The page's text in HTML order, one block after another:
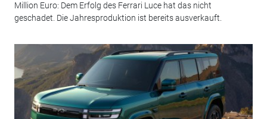
Million Euro: Dem Erfolg des Ferrari Luce hat das nicht
geschadet. Die Jahresproduktion ist bereits ausverkauft.